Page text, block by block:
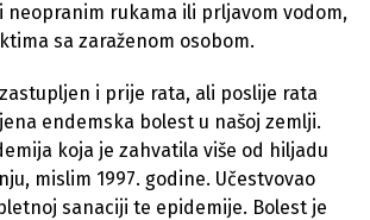
neopranim rukama ili prljavom vodom,
sa zaraženom osobom.
i prije rata, ali poslije rata
endemska bolest u našoj zemlji.
koja je zahvatila više od hiljadu
mislim 1997. godine. Učestvovao
sanaciji te epidemije. Bolest je